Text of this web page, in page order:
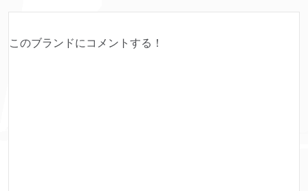
このブランドにコメントする！